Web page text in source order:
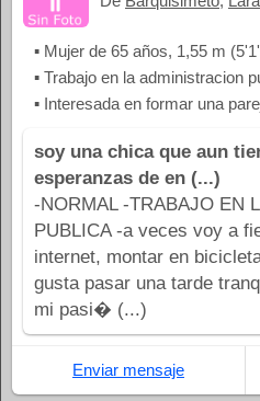
▪ Mujer de 65 años, 1,55 m
▪ Trabajo en la administracion
▪ Interesada en formar una
soy una chica que aun
esperanzas de en (...)
-NORMAL -TRABAJO EN
PUBLICA -a veces voy a
internet, montar en
gusta pasar una tarde
mi pasi� (...)
Enviar mensaje